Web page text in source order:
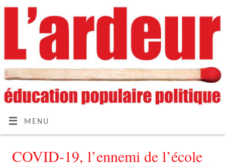
MENU
COVID-19, l’ennemi de l’école